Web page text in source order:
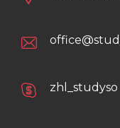
zhl_studyso